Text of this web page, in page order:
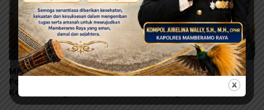
MRP Tegaskan Dukungan
Papua Utara: “Ini Soal
Keadilan bagi Saireri”
Tonny Tesar Serap
Aspirasi MRP, Lanjutkan
Awaitouw, Kawal